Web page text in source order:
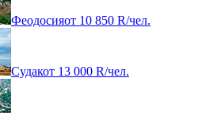
Феодосияот 10 850 R/чел.
Судакот 13 000 R/чел.